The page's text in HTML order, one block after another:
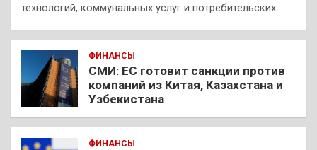
технологий, коммунальных услуг и потребительских…
ФИНАНСЫ
СМИ: ЕС готовит санкции против
компаний из Китая, Казахстана и
Узбекистана
ФИНАНСЫ